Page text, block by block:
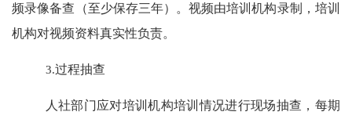
频录像备查（至少保存三年）。视频由培训机构录制， 培训
机构对视频资料真实性负责。
3.过程抽查
人社部门应对培训机构培训情况进行现场抽查， 每期